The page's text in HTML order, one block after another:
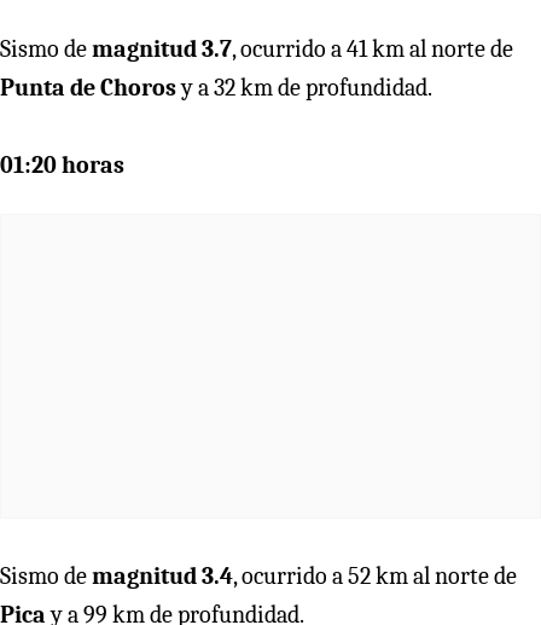
Sismo demagnitud 3.7, ocurrido a 41 km al norte de
Punta de Chorosy a 32 km de profundidad.
01:20 horas
Sismo demagnitud 3.4, ocurrido a 52 km al norte de
Picay a 99 km de profundidad.